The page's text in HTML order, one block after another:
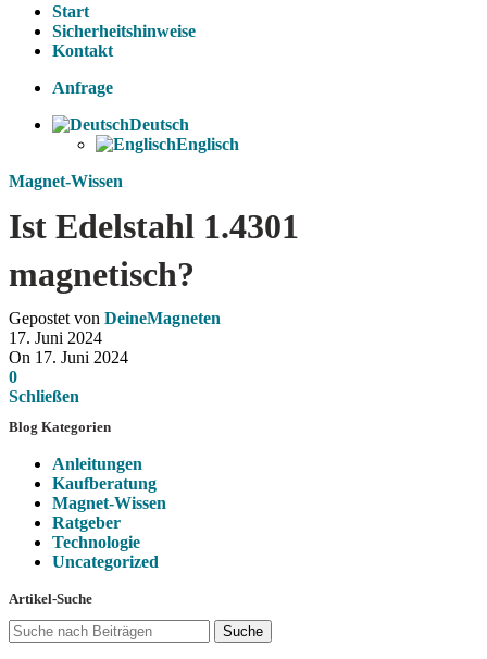
Start
Sicherheitshinweise
Kontakt
Anfrage
Deutsch
Englisch
Magnet-Wissen
Ist Edelstahl 1.4301
magnetisch?
Gepostet von DeineMagneten
17. Juni 2024
On 17. Juni 2024
0
Schließen
Blog Kategorien
Anleitungen
Kaufberatung
Magnet-Wissen
Ratgeber
Technologie
Uncategorized
Artikel-Suche
Suche